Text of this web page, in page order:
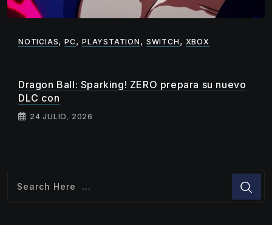
NOTICIAS,PC,PLAYSTATION , SWITCH , XBOX
Dragon Ball: Sparking! ZERO prepara su nuevo
DLC con
24 JULIO, 2026